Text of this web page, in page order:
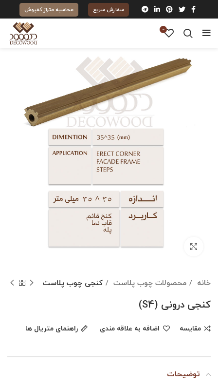
سفارش سریع محاسبه متراژ کفپوش
0
Click to enlarge
خانه محصولات چوب پلاست کنجی چوب پلاست
کنجی درونی (S4)
مقایسه اضافه به علاقه مندی راهنمای متریال ها
توضیحات